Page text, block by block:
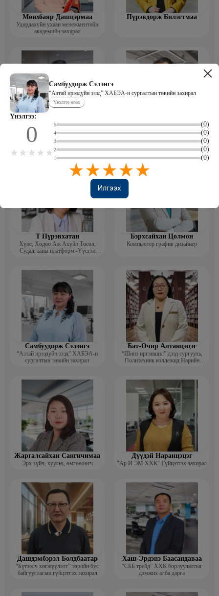
Самбуудорж Сэлэнгэ
“Азтай ирээдүйн эзэд” ХАБЭА-н сургалтын төвийн захирал
Үнэлгээ өгөх
Үнэлгээ:
0 5 (0)
4 (0)
3 (0)
2 (0)
1 (0)
Илгээх
Мөнхбаяр Дашцэрмаа
Удирдахуйн ухаан менежментийн
академийн захирал
Пүрэвдорж Билэгтмаа
Мөнгөнрейс Пүрэвдорж
Программист, График дизайнер,
Багш
Өлзийсайхан Золбаяр
Эрдэнэт үйлдвэрийн хүний нөөцийн
тэргүүлэх мэргэжилтэн
Т Пүрэвхатан
Хүнс, Хөдөө Аж Ахуйн Төсөл,
Судалгааны платформ -Үүсгэн
Бэрхсайхан Цолмон
Компьютер график дизайнер
Самбуудорж Сэлэнгэ
“Азтай ирээдүйн эзэд” ХАБЭА-н
сургалтын төвийн захирал
Бат-Очир Алтанцэцэг
“Шинэ иргэншил” дээд сургууль,
Политехник коллежид Нарийн
багш
Жаргалсайхан Сангичимаа
Эрх зүйч, хуульч, өмгөөлөгч
Дүүдэй Наранцэцэг
"Ар И ЭМ ХХК" Гүйцэтгэх захирал
Дашдэмбэрэл Болдбаатар
“Бүтээлч хөгжүүлэлт” төрийн бус
байгууллагын гүйцэтгэх захирал
Хаш-Эрдэнэ Баасандаваа
“СББ трейд” ХХК борлуулалтыг
дэмжих алба дарга